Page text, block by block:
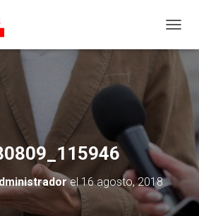
el16 agosto, 2018